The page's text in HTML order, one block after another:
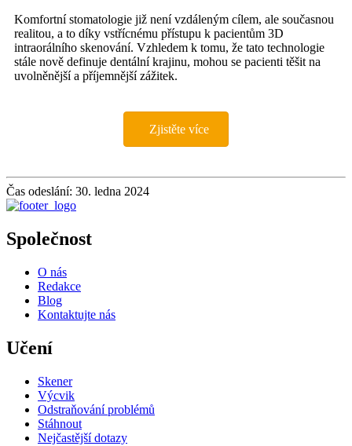
Komfortní stomatologie již není vzdáleným cílem, ale současnou
realitou, a to díky vstřícnému přístupu k pacientům 3D
intraorálního skenování. Vzhledem k tomu, že tato technologie
stále nově definuje dentální krajinu, mohou se pacienti těšit na
uvolněnější a příjemnější zážitek.
Zjistěte více
Čas odeslání: 30. ledna 2024
Společnost
O nás
Redakce
Blog
Kontaktujte nás
Učení
Skener
Výcvik
Odstraňování problémů
Stáhnout
Nejčastější dotazy